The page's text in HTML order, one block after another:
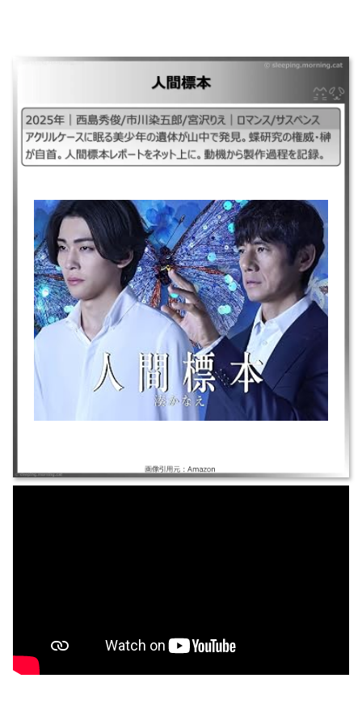
｜2025年｜西島秀俊/市川染五郎/宮沢りえ｜ロマンス/サスペンス ｜アクリ
ルケースに眠る美少年の遺体が山中で発見。蝶研究の権威・榊が自首。人
間標本レポートをネット上に。動機から製作過程を記録。